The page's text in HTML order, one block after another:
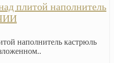
плитой наполнитель
наполнитель кастрюль